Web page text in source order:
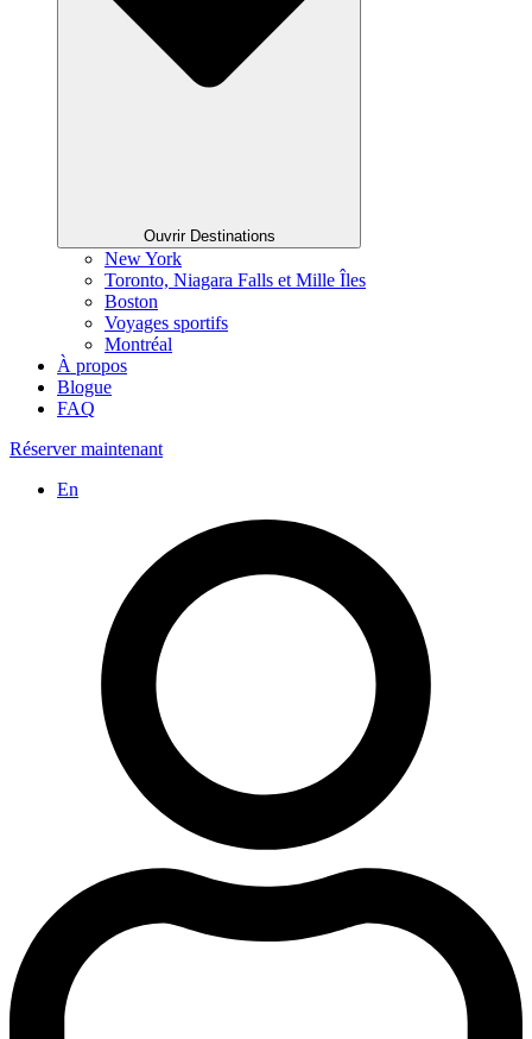
Ouvrir Destinations
New York
Toronto, Niagara Falls et Mille Îles
Boston
Voyages sportifs
Montréal
À propos
Blogue
FAQ
Réserver maintenant
En